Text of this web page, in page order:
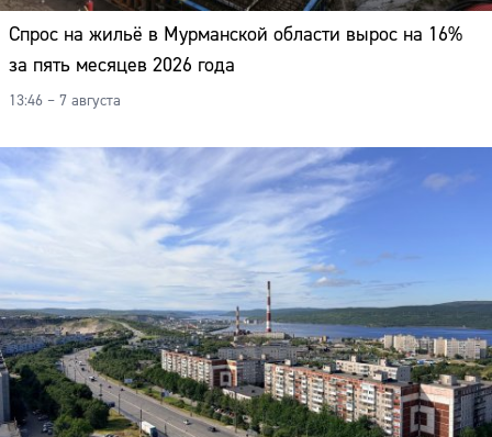
Спрос на жильё в Мурманской области вырос на 16%
за пять месяцев 2026 года
13:46 – 7 августа